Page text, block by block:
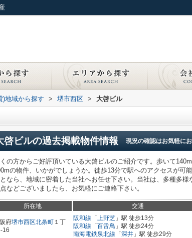
)地域から探す > 堺市西区 > 大啓ビル
啓ビルの過去掲載物件情報 現況の確認はお気軽に
の方からご好評頂いている大啓ビルのご紹介です。歩いて
の物件、いかがでしょうか。徒歩13分で駅へのアクセスが可
なら、地域に密着した当社へお任せ下さい。当社は、多種多
などございましたら、お気軽にご連絡下さい。
所在地 交通
府堺市西区北条町 １丁
16
阪和線 「 上野芝 」駅 徒歩13分
阪和線 「 百舌鳥 」駅 徒歩24分
南海電鉄泉北線 「 深井 」駅 徒歩29分